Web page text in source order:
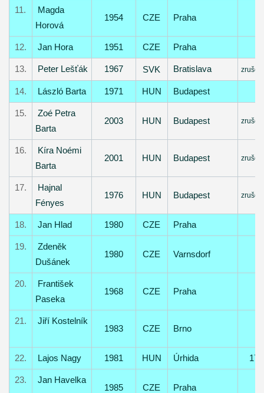
11.
Magda
Horová
1954 CZE Praha
12. Jan Hora 1951 CZE Praha
13. Peter Lešťák 1967 SVK Bratislava
14. László Barta 1971 HUN Budapest
15.
Zoé Petra
Barta
2003 HUN Budapest
16.
Kíra Noémi
Barta
2001 HUN Budapest
17.
Hajnal
Fényes
1976 HUN Budapest
18. Jan Hlad 1980 CZE Praha
19.
Zdeněk
Dušánek
1980 CZE Varnsdorf
20.
František
Paseka
1968 CZE Praha
21. Jiří Kostelník
1983 CZE Brno
22. Lajos Nagy 1981 HUN Úrhida 17
23. Jan Havelka
1985 CZE Praha